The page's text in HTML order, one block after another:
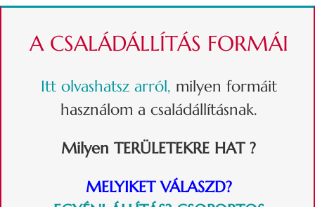
A CSALÁDÁLLÍTÁS FORMÁI
Itt olvashatsz arról, milyen formáit
használom a családállításnak.
Milyen TERÜLETEKRE HAT ?
MELYIKET VÁLASZD?